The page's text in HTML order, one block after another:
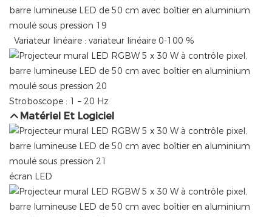
Variateur linéaire : variateur linéaire 0-100 %
Stroboscope : 1 – 20 Hz
Matériel Et Logiciel
écran LED